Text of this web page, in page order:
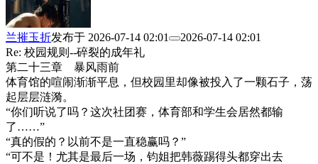
兰摧玉折发布于 2026-07-14 02:01
2026-07-14 02:01
Re: 校园规则--碎裂的成年礼
第二十三章 暴风雨前
体育馆的喧闹渐渐平息，但校园里却像被投入了一颗石子，荡
起层层涟漪。
“你们听说了吗？这次社团赛，体育部和学生会居然都输
了……”
“真的假的？以前不是一直稳赢吗？”
“可不是！尤其是最后一场，钧姐把韩薇踢得头都穿出去